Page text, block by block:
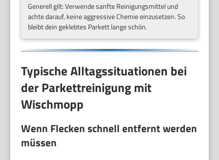
Generell gilt: Verwende sanfte Reinigungsmittel und
achte darauf, keine aggressive Chemie einzusetzen. So
bleibt dein geklebtes Parkett lange schön.
Typische Alltagssituationen bei
der Parkettreinigung mit
Wischmopp
Wenn Flecken schnell entfernt werden
müssen